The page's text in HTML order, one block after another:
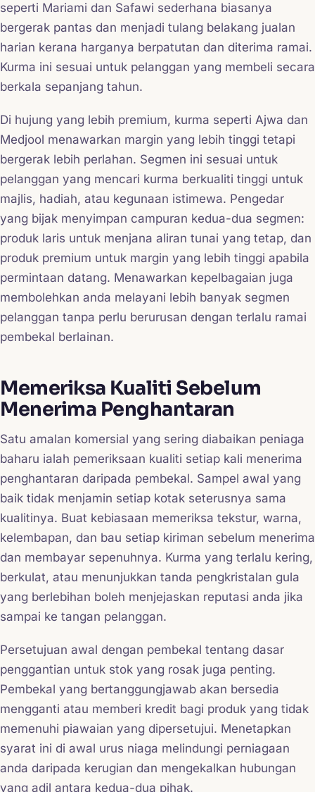
seperti Mariami dan Safawi sederhana biasanya
bergerak pantas dan menjadi tulang belakang jualan
harian kerana harganya berpatutan dan diterima ramai.
Kurma ini sesuai untuk pelanggan yang membeli secara
berkala sepanjang tahun.
Di hujung yang lebih premium, kurma seperti Ajwa dan
Medjool menawarkan margin yang lebih tinggi tetapi
bergerak lebih perlahan. Segmen ini sesuai untuk
pelanggan yang mencari kurma berkualiti tinggi untuk
majlis, hadiah, atau kegunaan istimewa. Pengedar
yang bijak menyimpan campuran kedua-dua segmen:
produk laris untuk menjana aliran tunai yang tetap, dan
produk premium untuk margin yang lebih tinggi apabila
permintaan datang. Menawarkan kepelbagaian juga
membolehkan anda melayani lebih banyak segmen
pelanggan tanpa perlu berurusan dengan terlalu ramai
pembekal berlainan.
Memeriksa Kualiti Sebelum
Menerima Penghantaran
Satu amalan komersial yang sering diabaikan peniaga
baharu ialah pemeriksaan kualiti setiap kali menerima
penghantaran daripada pembekal. Sampel awal yang
baik tidak menjamin setiap kotak seterusnya sama
kualitinya. Buat kebiasaan memeriksa tekstur, warna,
kelembapan, dan bau setiap kiriman sebelum menerima
dan membayar sepenuhnya. Kurma yang terlalu kering,
berkulat, atau menunjukkan tanda pengkristalan gula
yang berlebihan boleh menjejaskan reputasi anda jika
sampai ke tangan pelanggan.
Persetujuan awal dengan pembekal tentang dasar
penggantian untuk stok yang rosak juga penting.
Pembekal yang bertanggungjawab akan bersedia
mengganti atau memberi kredit bagi produk yang tidak
memenuhi piawaian yang dipersetujui. Menetapkan
syarat ini di awal urus niaga melindungi perniagaan
anda daripada kerugian dan mengekalkan hubungan
yang adil antara kedua-dua pihak.